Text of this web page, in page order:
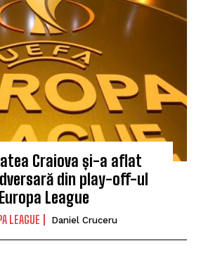
Craiova și-a aflat
din play-off-ul
Europa League
LEAGUE Daniel Cruceru